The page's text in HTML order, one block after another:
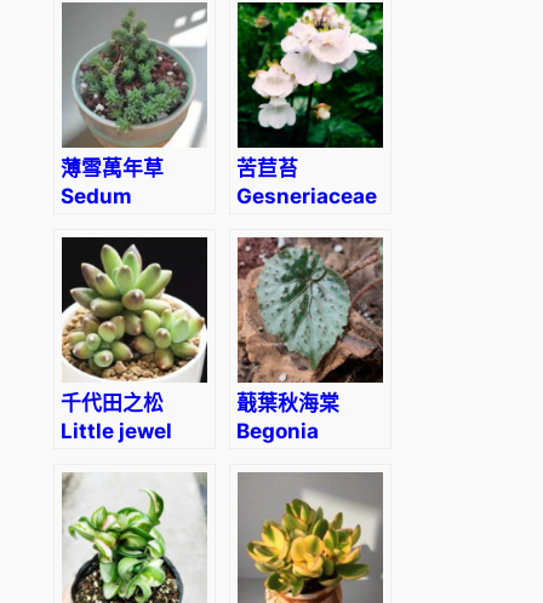
薄雪萬年草
Sedum
(Spanish
Stonecrop)
苦苣苔
Gesneriaceae
千代田之松
Little jewel
compactum)
蕺葉秋海棠
Begonia
Irmsch.